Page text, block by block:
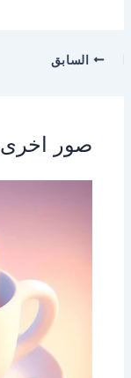
السابق
صور اخرى